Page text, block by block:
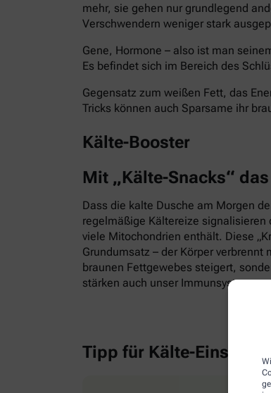
mehr, sie gehen nur grundlegend
Verschwendern weniger stark
Gene, Hormone – also ist man
Es befindet sich im Bereich des
Gegensatz zum weißen Fett, das
Tricks können auch Sparsame ihr
Kälte-Booster
Mit „Kälte-Snacks“
Dass die kalte Dusche am Morgen
regelmäßige Kältereize signalisieren
viele Mitochondrien enthält. Diese
Grundumsatz – der Körper
braunen Fettgewebes steigert,
stärken auch unser Immunsystem.
Tipp für Kälte-Einsteiger